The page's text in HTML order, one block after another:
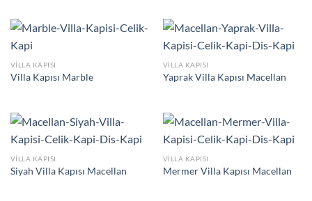
VILLA KAPISI
Villa Kapısı Marble
VILLA KAPISI
Yaprak Villa Kapısı Macellan
VILLA KAPISI
Siyah Villa Kapısı Macellan
VILLA KAPISI
Mermer Villa Kapısı Macellan